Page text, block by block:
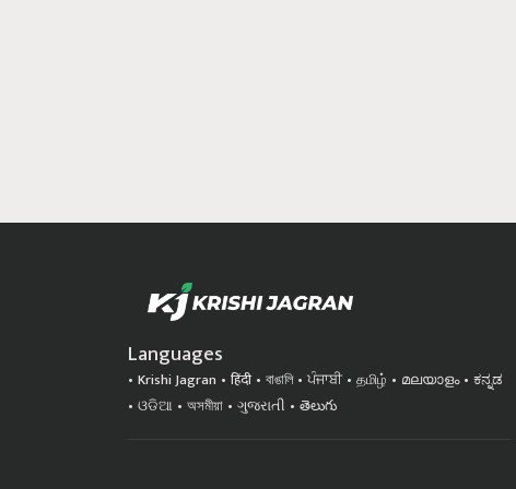
Languages
Krishi Jagran हिंदी বাঙালি ਪੰਜਾਬੀ தமிழ் മലയാളം
ಕನ್ನಡ
ଓଡିଆ
অসমীয়া ગુજરાતી తెలుగు